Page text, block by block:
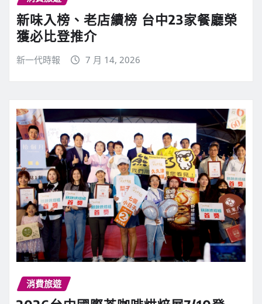
新味入榜、老店續榜 台中23家餐廳榮
獲必比登推介
新一代時報 7 月 14, 2026
消費旅遊